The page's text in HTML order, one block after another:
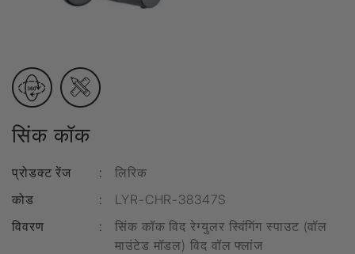
सिंक कॉक
प्रोडक्ट रेंज :
लिरिक
कोड
:
LYR-CHR-38347S
विवरण
:
सिंक कॉक विद रेग्युलर स्विंगिंग स्पाउट (वॉल
माउंटेड मॉडल) विद वॉल फ्लांज